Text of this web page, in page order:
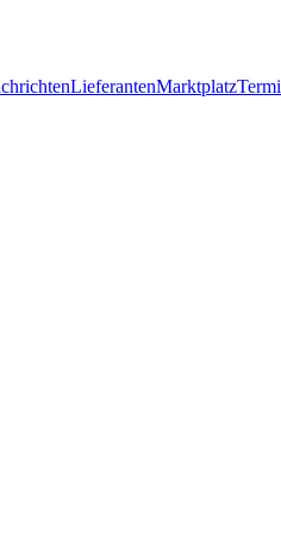
LieferantenMarktplatz